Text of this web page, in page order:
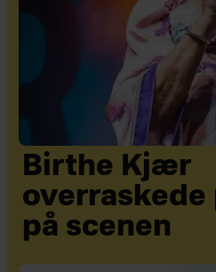
Birthe Kjær
på scenen